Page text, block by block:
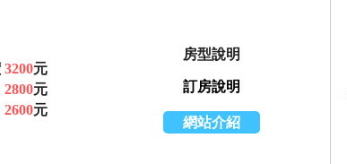
3200元
2800元
2600元
房型說明
訂房說明
網站介紹